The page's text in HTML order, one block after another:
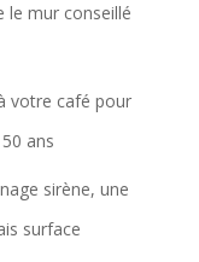
le mur conseillé
votre café pour
ans
sirène, une
surface